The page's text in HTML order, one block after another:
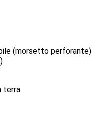
(morsetto perforante)
terra